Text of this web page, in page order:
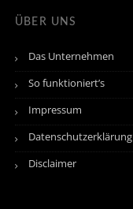
ÜBER UNS
Das Unternehmen
So funktioniert’s
Impressum
Datenschutzerklärung
Disclaimer